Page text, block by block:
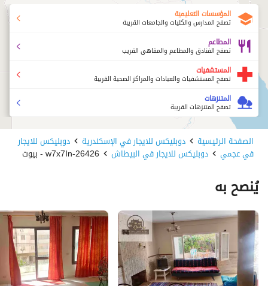
المؤسسات التعليمية
تصفح المدارس والكليات والجامعات القريبة
المطاعم
تصفح الفنادق والمطاعم والمقاهي القريب
المستشفيات
تصفح المستشفيات والعيادات والمراكز الصحية القريبة
المتنزهات
تصفح المتنزهات القريبة
الصفحة الرئيسية دوبليكس للايجار في الإسكندرية دوبليكس للايجار
في عجمي دوبليكس للايجار في البيطاش 26426-w7x7In - بيوت
يُنصح به